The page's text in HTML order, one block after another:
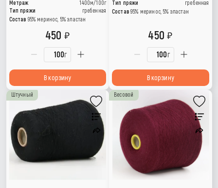
Метраж
1400м/100г
Тип пряжи
гребенная
Состав 95% меринос, 5% эластан
г
450
В корзину
Тип пряжи
гребенная
Состав 95% меринос, 5% эластан
г
450
В корзину
Штучный Весовой